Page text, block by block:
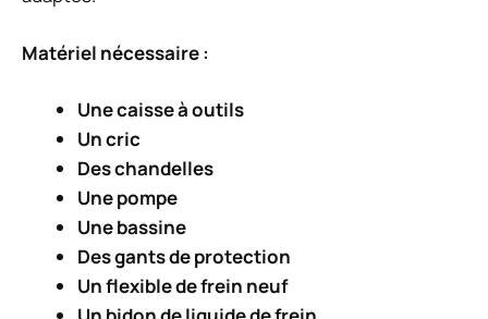
Matériel nécessaire :
Une caisse à outils
Un cric
Des chandelles
Une pompe
Une bassine
Des gants de protection
Un flexible de frein neuf